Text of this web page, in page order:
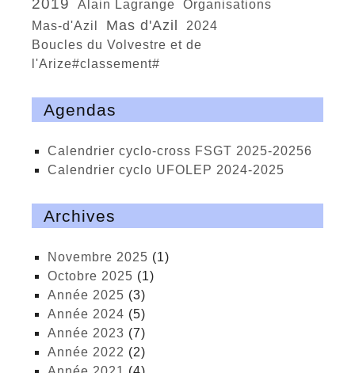
2019 Alain Lagrange
organisations
Mas-d'Azil
Mas d'Azil
2024
Boucles du Volvestre et de
l'Arize#classement#
Agendas
calendrier cyclo-cross FSGT 2025-20256
calendrier cyclo UFOLEP 2024-2025
Archives
novembre 2025 (1)
octobre 2025 (1)
année 2025 (3)
année 2024 (5)
année 2023 (7)
année 2022 (2)